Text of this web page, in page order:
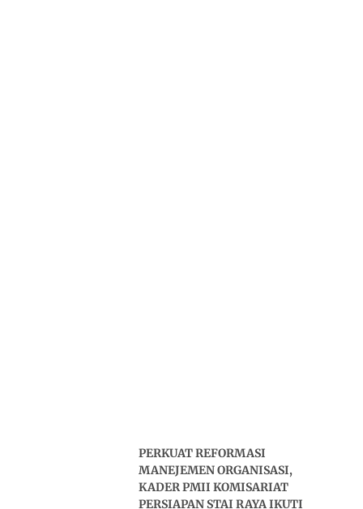
PERKUAT REFORMASI
MANEJEMEN ORGANISASI,
KADER PMII KOMISARIAT
PERSIAPAN STAI RAYA IKUTI